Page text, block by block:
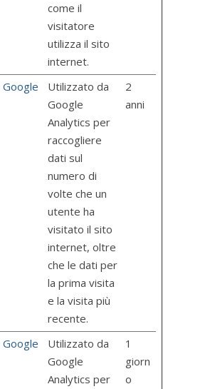
come il
visitatore
utilizza il sito
internet.
Google
Utilizzato da
Google
Analytics per
raccogliere
dati sul
numero di
volte che un
utente ha
visitato il sito
internet, oltre
che le dati per
la prima visita
e la visita più
recente.
2
anni
Google
Utilizzato da
Google
Analytics per
1
giorn
o